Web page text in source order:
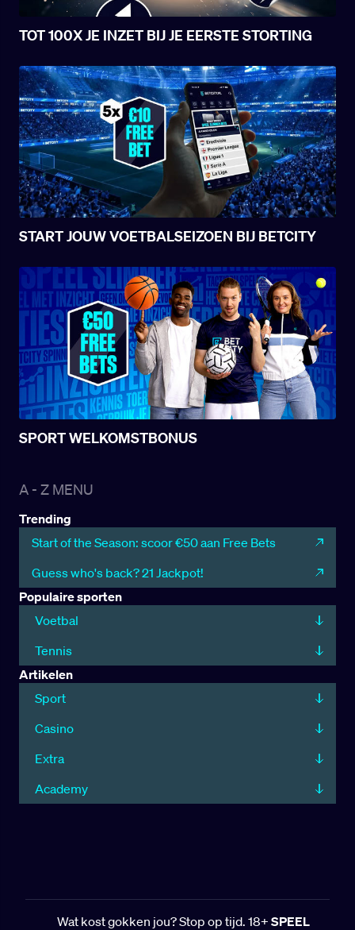
A - Z MENU
Trending
Start of the Season: scoor €50 aan Free Bets
Guess who's back? 21 Jackpot!
Populaire sporten
Voetbal
Tennis
Artikelen
Sport
Casino
Extra
Academy
TOT 100X JE INZET BIJ JE EERSTE STORTING
START JOUW VOETBALSEIZOEN BIJ BETCITY
SPORT WELKOMSTBONUS
Wat kost gokken jou? Stop op tijd. 18+ SPEEL